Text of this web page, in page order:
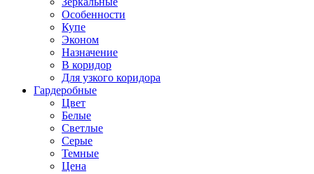
Особенности
Купе
Эконом
Назначение
В коридор
Для узкого коридора
Гардеробные
Цвет
Белые
Светлые
Серые
Темные
Цена